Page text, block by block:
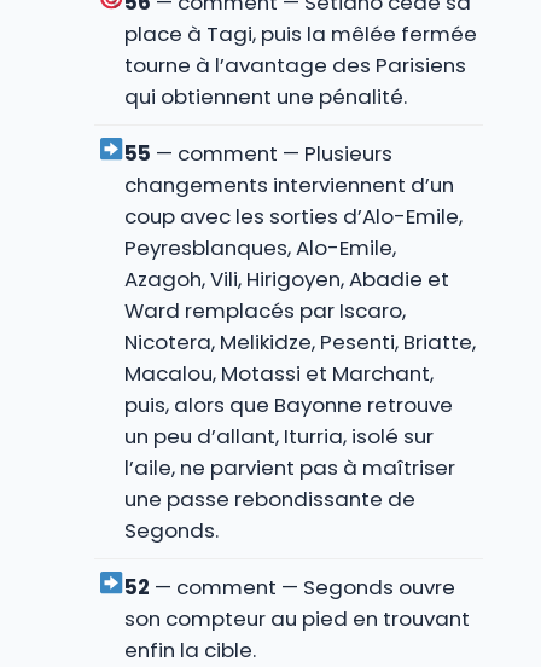
place à Tagi, puis la mêlée fermée
tourne à l’avantage des Parisiens
qui obtiennent une pénalité.
55 — comment — Plusieurs
changements interviennent d’un
coup avec les sorties d’Alo-Emile,
Peyresblanques, Alo-Emile,
Azagoh, Vili, Hirigoyen, Abadie et
Ward remplacés par Iscaro,
Nicotera, Melikidze, Pesenti, Briatte,
Macalou, Motassi et Marchant,
puis, alors que Bayonne retrouve
un peu d’allant, Iturria, isolé sur
l’aile, ne parvient pas à maîtriser
une passe rebondissante de
Segonds.
52 — comment — Segonds ouvre
son compteur au pied en trouvant
enfin la cible.